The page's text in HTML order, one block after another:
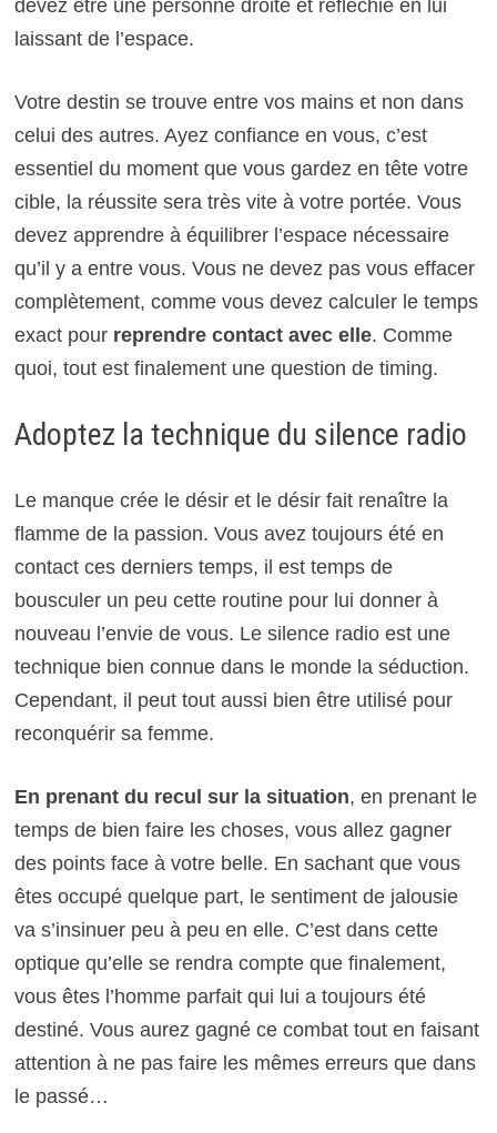
devez être une personne droite et réfléchie en lui
laissant de l’espace.
Votre destin se trouve entre vos mains et non dans
celui des autres. Ayez confiance en vous, c’est
essentiel du moment que vous gardez en tête votre
cible, la réussite sera très vite à votre portée. Vous
devez apprendre à équilibrer l’espace nécessaire
qu’il y a entre vous. Vous ne devez pas vous effacer
complètement, comme vous devez calculer le temps
exact pour reprendre contact avec elle. Comme
quoi, tout est finalement une question de timing.
Adoptez la technique du silence radio
Le manque crée le désir et le désir fait renaître la
flamme de la passion. Vous avez toujours été en
contact ces derniers temps, il est temps de
bousculer un peu cette routine pour lui donner à
nouveau l’envie de vous. Le silence radio est une
technique bien connue dans le monde la séduction.
Cependant, il peut tout aussi bien être utilisé pour
reconquérir sa femme.
En prenant du recul sur la situation, en prenant le
temps de bien faire les choses, vous allez gagner
des points face à votre belle. En sachant que vous
êtes occupé quelque part, le sentiment de jalousie
va s’insinuer peu à peu en elle. C’est dans cette
optique qu’elle se rendra compte que finalement,
vous êtes l’homme parfait qui lui a toujours été
destiné. Vous aurez gagné ce combat tout en faisant
attention à ne pas faire les mêmes erreurs que dans
le passé…